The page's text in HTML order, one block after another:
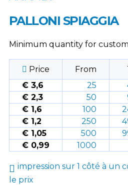
PALLONI SPIAGGIA
Minimum quantity for
Price From
€ 3,6
25
€ 2,3
50
€ 1,6
100
€ 1,2
250
€ 1,05
500
€ 0,99
1000
impression sur 1 côté à un
le prix